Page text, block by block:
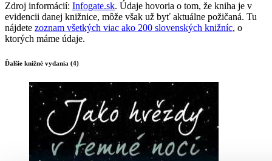
Zdroj informácií: Infogate.sk. Údaje hovoria o tom, že kniha je v
evidencii danej knižnice, môže však už byť aktuálne požičaná. Tu
nájdete zoznam všetkých viac ako 200 slovenských knižníc, o
ktorých máme údaje.
Ďalšie knižné vydania (4)